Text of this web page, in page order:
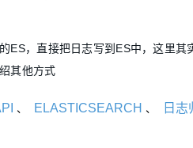
ES，直接把日志写到ES中，这里其
其他方式
、 ELASTICSEARCH 、
日志